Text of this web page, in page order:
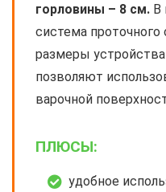
горловины – 8 см. В
система
размеры
позволяют
варочной
ПЛЮСЫ:
удобное